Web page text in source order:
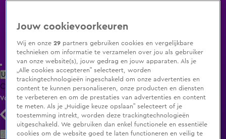
Uitzending Gemist Populaire programma's Zenders Genres
ClipsFilmsRadioSmart TV inlogShop
Volg KIJK
Zoeken
Jouw cookievoorkeuren
Wij en onze29 partners gebruiken cookies en vergelijkbare
technieken om informatie te verzamelen over jou als gebruiker
van onze website(s), jouw gedrag en jouw apparaten. Als je
„Alle cookies accepteren” selecteert, worden
trackingtechnologieën ingeschakeld om onze advertenties en
content te kunnen personaliseren, onze producten en diensten
te verbeteren en om de prestaties van advertenties en content
te meten. Als je „Huidige keuze opslaan” selecteert of je
toestemming intrekt, worden deze trackingtechnologieën
uitgeschakeld. We gebruiken dan enkel functionele en essentiële
cookies om de website goed te laten functioneren en veilig te